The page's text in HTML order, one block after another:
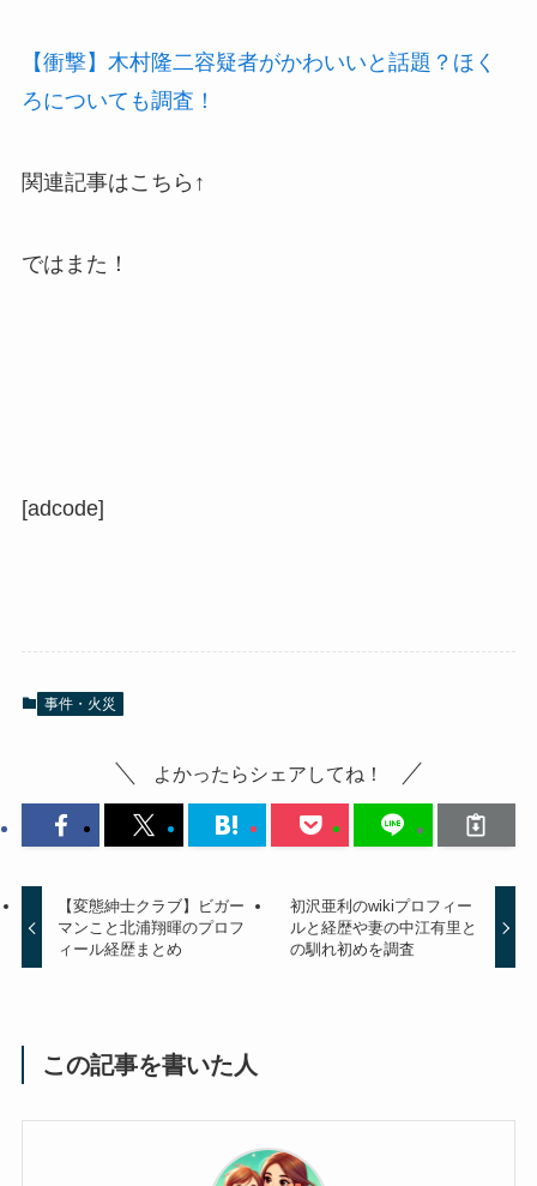
【衝撃】木村隆二容疑者がかわいいと話題？ほく
ろについても調査！
関連記事はこちら↑
ではまた！
[adcode]
事件・火災
よかったらシェアしてね！
【変態紳士クラブ】ビガー
マンこと北浦翔暉のプロフ
ィール経歴まとめ
初沢亜利のwikiプロフィー
ルと経歴や妻の中江有里と
の馴れ初めを調査
この記事を書いた人